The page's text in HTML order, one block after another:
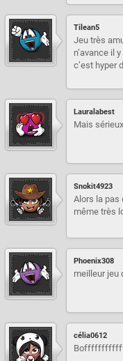
Tilean5
Jeu très
n’avance il
c’est hyper
Lauralabest
Mais
Snokit4923
Alors la pas
même très
Phoenix308
meilleur jeu
célia0612